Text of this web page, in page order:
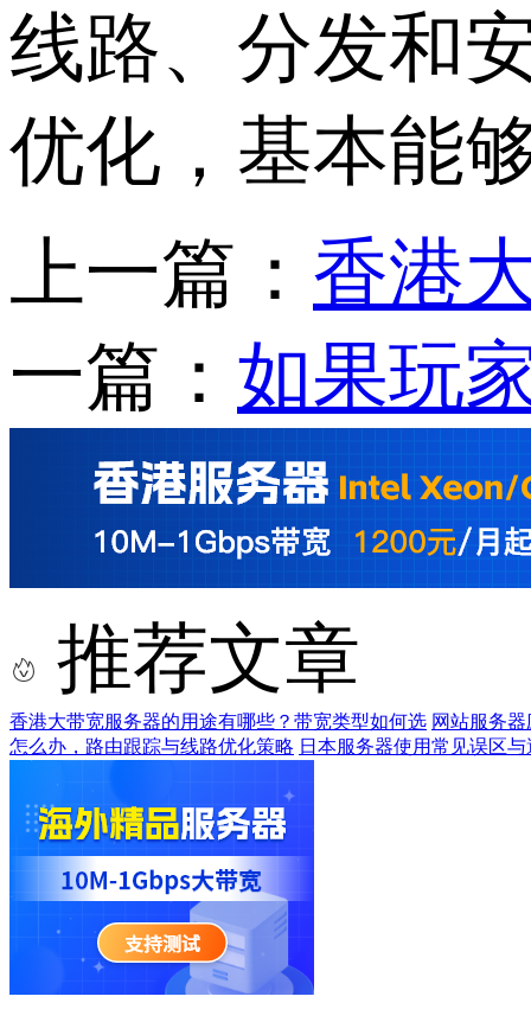
线路、分发和
优化，基本能
上一篇： 香港
一篇： 如果玩
推荐文章
香港大带宽服务器的用途有哪些？带宽类型如何选 网站服务
怎么办，路由跟踪与线路优化策略 日本服务器使用常见误区